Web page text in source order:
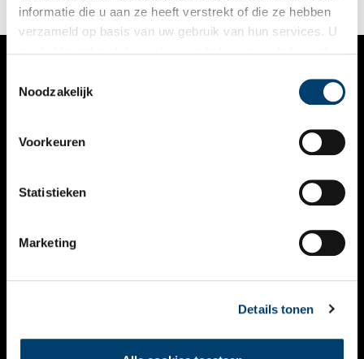
informatie die u aan ze heeft verstrekt of die ze hebben
verzameld op basis van uw gebruik van hun services. U
Noodzakelijk
Voorkeuren
Statistieken
Marketing
Details tonen
VERHALEN
KALENDER
THEMA’S
VIDEO’S
CONTACT